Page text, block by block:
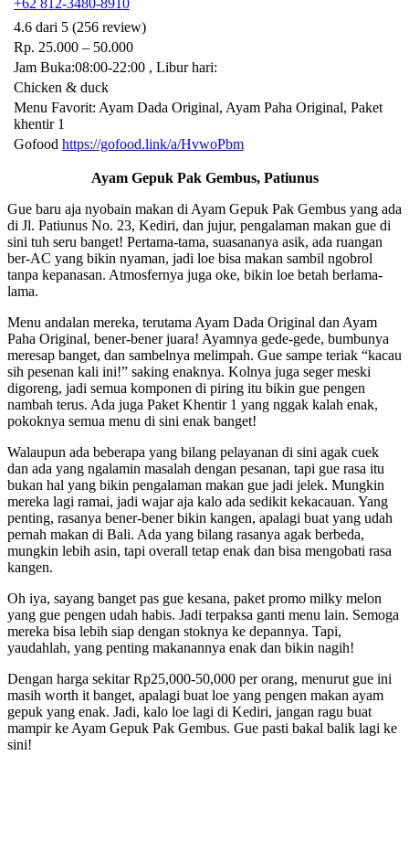
4.6 dari 5 (256 review)
Rp. 25.000 – 50.000
Jam Buka:08:00-22:00 , Libur hari:
Chicken & duck
Menu Favorit: Ayam Dada Original, Ayam Paha Original, Paket
khentir 1
Gofood https://gofood.link/a/HvwoPbm
Ayam Gepuk Pak Gembus, Patiunus
Gue baru aja nyobain makan di Ayam Gepuk Pak Gembus yang ada
di Jl. Patiunus No. 23, Kediri, dan jujur, pengalaman makan gue di
sini tuh seru banget! Pertama-tama, suasananya asik, ada ruangan
ber-AC yang bikin nyaman, jadi loe bisa makan sambil ngobrol
tanpa kepanasan. Atmosfernya juga oke, bikin loe betah berlama-
lama.
Menu andalan mereka, terutama Ayam Dada Original dan Ayam
Paha Original, bener-bener juara! Ayamnya gede-gede, bumbunya
meresap banget, dan sambelnya melimpah. Gue sampe teriak “kacau
sih pesenan kali ini!” saking enaknya. Kolnya juga seger meski
digoreng, jadi semua komponen di piring itu bikin gue pengen
nambah terus. Ada juga Paket Khentir 1 yang nggak kalah enak,
pokoknya semua menu di sini enak banget!
Walaupun ada beberapa yang bilang pelayanan di sini agak cuek
dan ada yang ngalamin masalah dengan pesanan, tapi gue rasa itu
bukan hal yang bikin pengalaman makan gue jadi jelek. Mungkin
mereka lagi ramai, jadi wajar aja kalo ada sedikit kekacauan. Yang
penting, rasanya bener-bener bikin kangen, apalagi buat yang udah
pernah makan di Bali. Ada yang bilang rasanya agak berbeda,
mungkin lebih asin, tapi overall tetap enak dan bisa mengobati rasa
kangen.
Oh iya, sayang banget pas gue kesana, paket promo milky melon
yang gue pengen udah habis. Jadi terpaksa ganti menu lain. Semoga
mereka bisa lebih siap dengan stoknya ke depannya. Tapi,
yaudahlah, yang penting makanannya enak dan bikin nagih!
Dengan harga sekitar Rp25,000-50,000 per orang, menurut gue ini
masih worth it banget, apalagi buat loe yang pengen makan ayam
gepuk yang enak. Jadi, kalo loe lagi di Kediri, jangan ragu buat
mampir ke Ayam Gepuk Pak Gembus. Gue pasti bakal balik lagi ke
sini!